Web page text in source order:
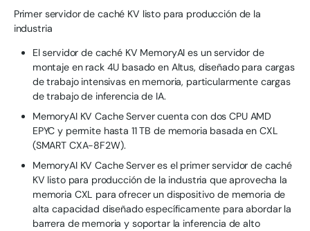
Primer servidor de caché KV listo para producción de la
industria
El servidor de caché KV MemoryAI es un servidor de
montaje en rack 4U basado en Altus, diseñado para cargas
de trabajo intensivas en memoria, particularmente cargas
de trabajo de inferencia de IA.
MemoryAI KV Cache Server cuenta con dos CPU AMD
EPYC y permite hasta 11 TB de memoria basada en CXL
(SMART CXA-8F2W).
MemoryAI KV Cache Server es el primer servidor de caché
KV listo para producción de la industria que aprovecha la
memoria CXL para ofrecer un dispositivo de memoria de
alta capacidad diseñado específicamente para abordar la
barrera de memoria y soportar la inferencia de alto